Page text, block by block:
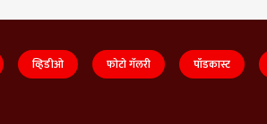
व्हिडीओ फोटो गॅलरी पॉडकास्ट